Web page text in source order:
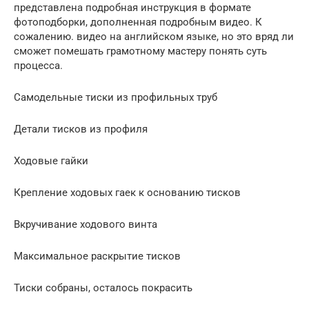
представлена подробная инструкция в формате
фотоподборки, дополненная подробным видео. К
сожалению. видео на английском языке, но это вряд ли
сможет помешать грамотному мастеру понять суть
процесса.
Самодельные тиски из профильных труб
Детали тисков из профиля
Ходовые гайки
Крепление ходовых гаек к основанию тисков
Вкручивание ходового винта
Максимальное раскрытие тисков
Тиски собраны, осталось покрасить